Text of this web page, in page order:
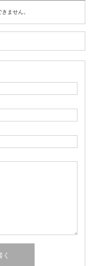
ません。